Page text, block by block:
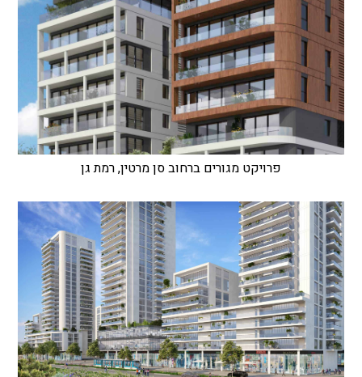
פרויקט מגורים ברחוב סן מרטין, רמת גן